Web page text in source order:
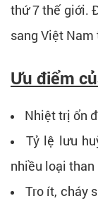
thứ 7 thế giới.
sang Việt
Ưu điểm
Nhiệt trị ổn
Tỷ lệ lưu
nhiều loại than
Tro ít, cháy